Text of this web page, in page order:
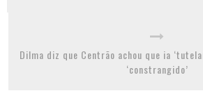
Dilma diz que Centrão achou que ia
‘constrangido’